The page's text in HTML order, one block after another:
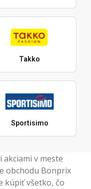
Takko
Sportisimo
v meste
obchodu Bonprix
kúpiť všetko, čo